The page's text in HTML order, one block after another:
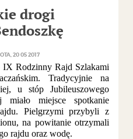
drogi
20 05 2017
IX Rodzinny Rajd Szlakami
Tradycyjnie na
u stóp Jubileuszowego
miejsce spotkanie
Pielgrzymi przybyli z
na powitanie otrzymali
rajdu oraz wodę.